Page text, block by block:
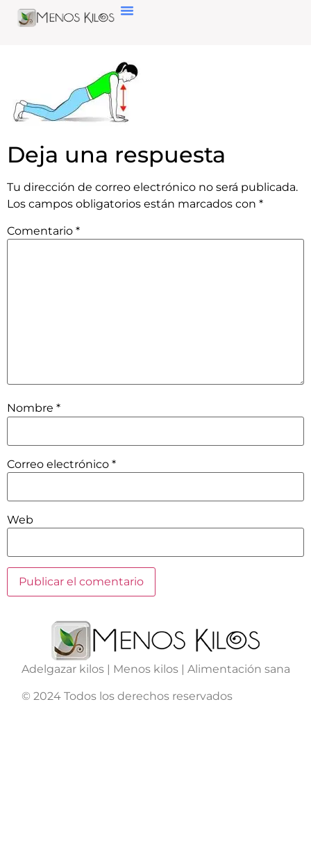
Deja una respuesta
Tu dirección de correo electrónico no será publicada.
Los campos obligatorios están marcados con *
Comentario *
Nombre *
Correo electrónico *
Web
Adelgazar kilos | Menos kilos | Alimentación sana
© 2024 Todos los derechos reservados